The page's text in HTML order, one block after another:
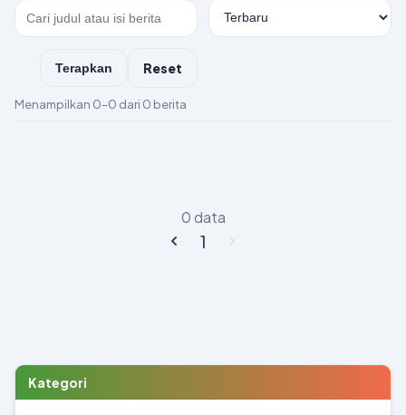
Terapkan Reset
Menampilkan 0–0 dari 0 berita
0 data
1
Kategori